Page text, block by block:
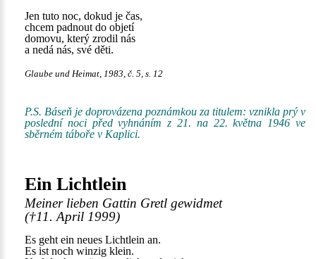
Jen tuto noc, dokud je čas,
chcem padnout do objetí
domovu, který zrodil nás
a nedá nás, své děti.
Glaube und Heimat, 1983, č. 5, s. 12
P.S. Báseň je doprovázena poznámkou za titulem: vznikla prý v
poslední noci před vyhnáním z 21. na 22. května 1946 ve
sběrném táboře v Kaplici.
Ein Lichtlein
Meiner lieben Gattin Gretl gewidmet
(†11. April 1999)
Es geht ein neues Lichtlein an.
Es ist noch winzig klein.